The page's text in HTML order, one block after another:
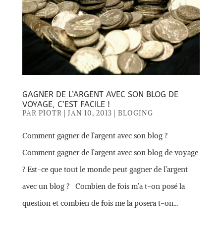
GAGNER DE L’ARGENT AVEC SON BLOG DE
VOYAGE, C’EST FACILE !
PAR PIOTR JAN 10, 2013 BLOGING
Comment gagner de l’argent avec son blog ?
Comment gagner de l’argent avec son blog de voyage
? Est-ce que tout le monde peut gagner de l’argent
avec un blog ? Combien de fois m’a t-on posé la
question et combien de fois me la posera t-on...